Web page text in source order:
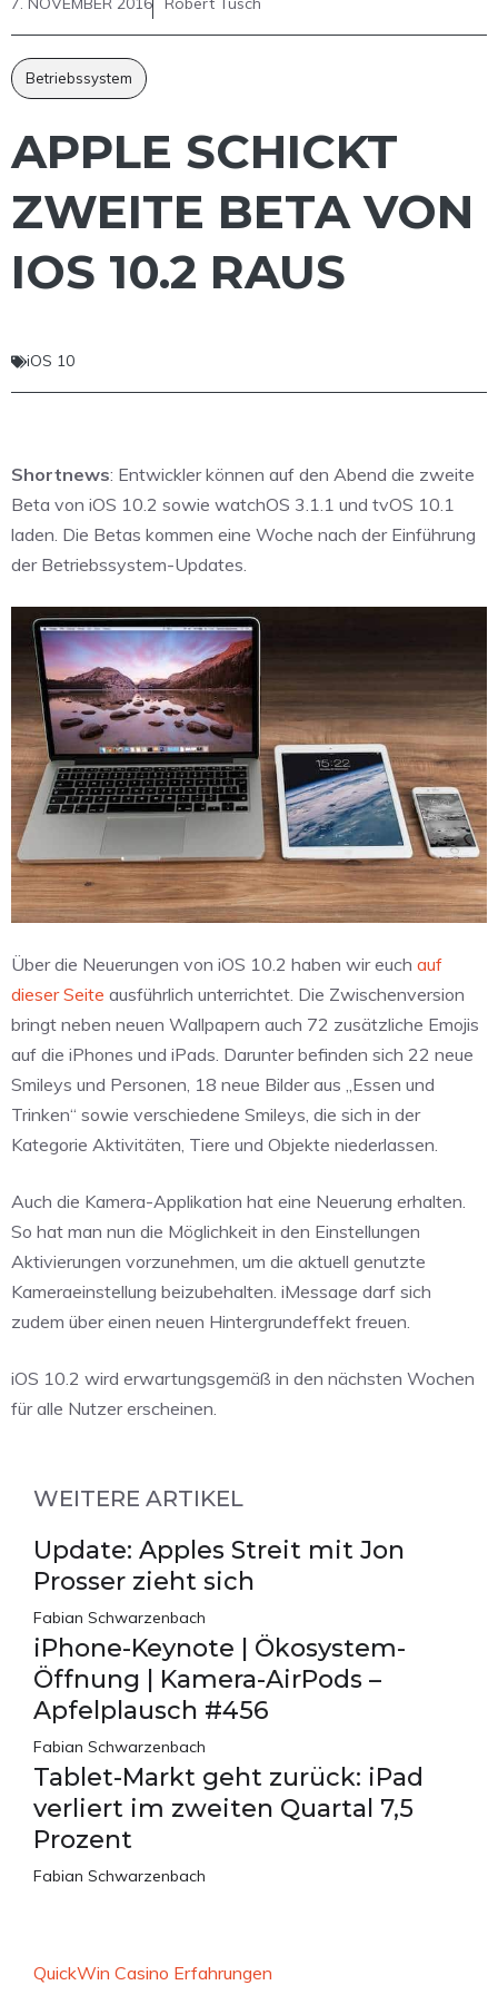
Betriebssystem
APPLE SCHICKT
ZWEITE BETA VON
IOS 10.2 RAUS
iOS 10
Shortnews: Entwickler können auf den Abend die zweite
Beta von iOS 10.2 sowie watchOS 3.1.1 und tvOS 10.1
laden. Die Betas kommen eine Woche nach der Einführung
der Betriebssystem-Updates.
Über die Neuerungen von iOS 10.2 haben wir euch auf
dieser Seite ausführlich unterrichtet. Die Zwischenversion
bringt neben neuen Wallpapern auch 72 zusätzliche Emojis
auf die iPhones und iPads. Darunter befinden sich 22 neue
Smileys und Personen, 18 neue Bilder aus „Essen und
Trinken“ sowie verschiedene Smileys, die sich in der
Kategorie Aktivitäten, Tiere und Objekte niederlassen.
Auch die Kamera-Applikation hat eine Neuerung erhalten.
So hat man nun die Möglichkeit in den Einstellungen
Aktivierungen vorzunehmen, um die aktuell genutzte
Kameraeinstellung beizubehalten. iMessage darf sich
zudem über einen neuen Hintergrundeffekt freuen.
iOS 10.2 wird erwartungsgemäß in den nächsten Wochen
für alle Nutzer erscheinen.
WEITERE ARTIKEL
Update: Apples Streit mit Jon
Prosser zieht sich
Fabian Schwarzenbach
iPhone-Keynote | Ökosystem-
Öffnung | Kamera-AirPods –
Apfelplausch #456
Fabian Schwarzenbach
Tablet-Markt geht zurück: iPad
verliert im zweiten Quartal 7,5
Prozent
Fabian Schwarzenbach
QuickWin Casino Erfahrungen